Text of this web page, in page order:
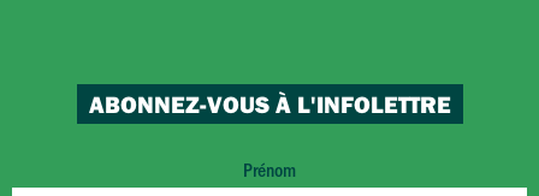
ABONNEZ-VOUS À L'INFOLETTRE
Prénom